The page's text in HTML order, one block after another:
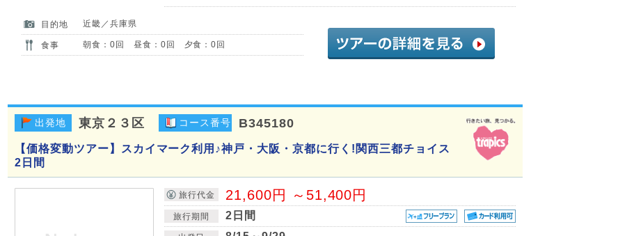
目的地 近畿／兵庫県
食事 朝食：0回 昼食：0回 夕食：0回
出発地 東京２３区 コース番号 B345180
【価格変動ツアー】スカイマーク利用♪神戸・大阪・京都に行く!関西三都チョイス
2日間
旅行代金 21,600円 ～51,400円
旅行期間 2日間